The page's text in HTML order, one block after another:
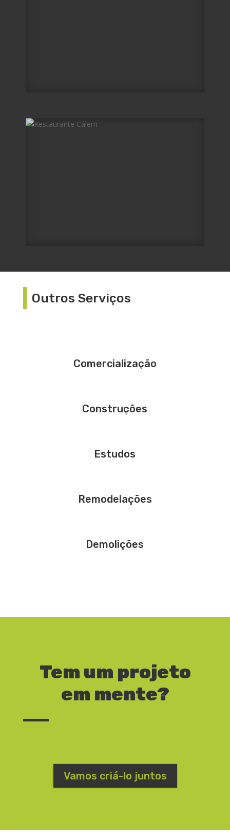
Outros Serviços
Comercialização
Construções
Estudos
Remodelações
Demolições
Tem um projeto
em mente?
Vamos criá-lo juntos